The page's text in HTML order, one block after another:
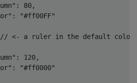
: 80,
:
"#ff00FF"
// <- a ruler in the default color
: 120,
:
"#ff0000"